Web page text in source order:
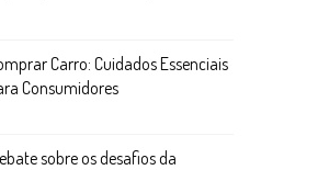
Carro: Cuidados Essenciais
Consumidores
sobre os desafios da